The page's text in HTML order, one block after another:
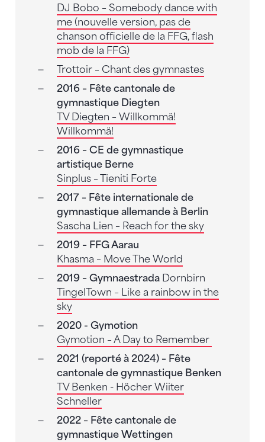
DJ Bobo – Somebody dance with
me (nouvelle version, pas de
chanson officielle de la FFG, flash
mob de la FFG)
Trottoir – Chant des gymnastes
2016 – Fête cantonale de
gymnastique Diegten
TV Diegten – Willkommä!
Willkommä!
2016 – CE de gymnastique
artistique Berne
Sinplus – Tieniti Forte
2017 – Fête internationale de
gymnastique allemande à Berlin
Sascha Lien – Reach for the sky
2019 – FFG Aarau
Khasma – Move The World
2019 – Gymnaestrada Dornbirn
TingelTown – Like a rainbow in the
sky
2020 - Gymotion
Gymotion – A Day to Remember
2021 (reporté à 2024) – Fête
cantonale de gymnastique Benken
TV Benken - Höcher Wiiter
Schneller
2022 – Fête cantonale de
gymnastique Wettingen